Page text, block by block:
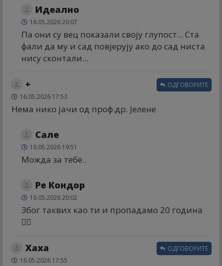
Идеално
16.05.2026 20:07
Па они су вец показали своју глупост... Ста
фали да му и сад повјерују ако до сад ниста
нису сконтали...
+
16.05.2026 17:53
Нема нико јачи од проф.др. Јелене
ОДГОВОРИТЕ
Сале
16.05.2026 19:51
Можда за тебе..
Ре Кондор
16.05.2026 20:02
Због таквих као ти и пропадамо 20 година
😵‍💫
Хаха
16.05.2026 17:55
ОДГОВОРИТЕ